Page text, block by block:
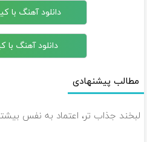
دانلود آهنگ با
دانلود آهنگ با
مطالب پیشنهادی
لبخند جذاب تر، اعتماد به نفس